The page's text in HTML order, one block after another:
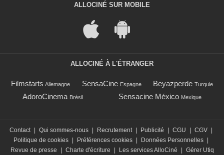
ALLOCINÉ SUR MOBILE
ALLOCINÉ À L'ÉTRANGER
Filmstarts Allemagne SensaCine Espagne Beyazperde Turquie
AdoroCinema Brésil Sensacine México Mexique
Contact Qui sommes-nous Recrutement Publicité CGU CGV
Politique de cookies
Préférences cookies Données Personnelles
Revue de presse
Charte d'écriture Les services AlloCiné Gérer Utiq